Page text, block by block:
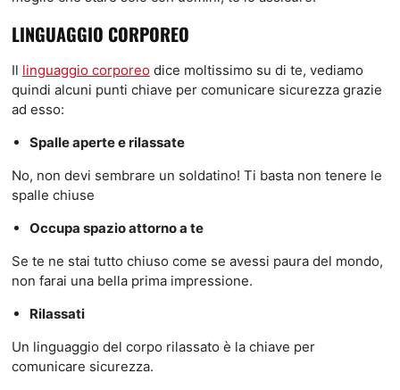
LINGUAGGIO CORPOREO
Il linguaggio corporeodice moltissimo su di te, vediamo
quindi alcuni punti chiave per comunicare sicurezza grazie
ad esso:
Spalle aperte e rilassate
No, non devi sembrare un soldatino! Ti basta non tenere le
spalle chiuse
Occupa spazio attorno a te
Se te ne stai tutto chiuso come se avessi paura del mondo,
non farai una bella prima impressione.
Rilassati
Un linguaggio del corpo rilassato è la chiave per
comunicare sicurezza.